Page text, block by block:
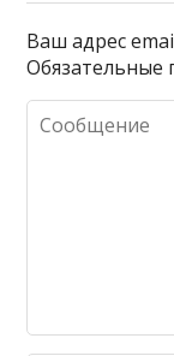
Ваш адрес